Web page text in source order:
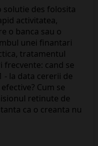
des folosita
activitatea,
o banca sau o
unei finantari
tratamentul
cand se
- la data cererii de
Cum se
retinute de
ca o creanta nu